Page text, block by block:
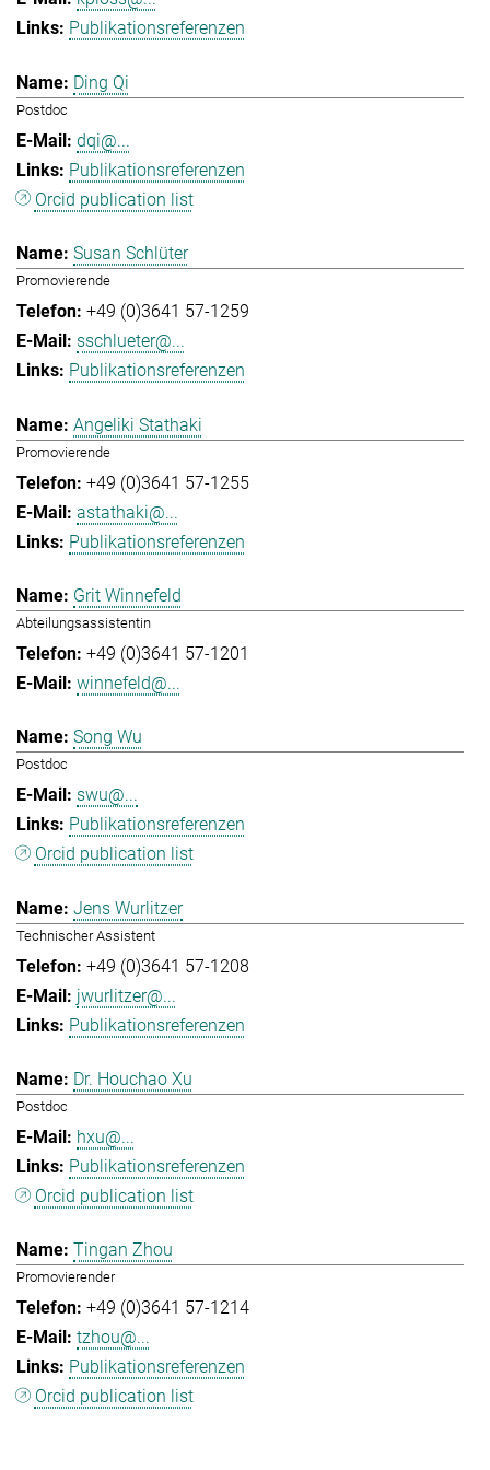
Publikationsreferenzen
Ding Qi
Postdoc
dqi@...
Publikationsreferenzen
Orcid publication list
Susan Schlüter
Promovierende
+49 (0)3641 57-1259
sschlueter@...
Publikationsreferenzen
Angeliki Stathaki
Promovierende
+49 (0)3641 57-1255
astathaki@...
Publikationsreferenzen
Grit Winnefeld
Abteilungsassistentin
+49 (0)3641 57-1201
winnefeld@...
Song Wu
Postdoc
swu@...
Publikationsreferenzen
Orcid publication list
Jens Wurlitzer
Technischer Assistent
+49 (0)3641 57-1208
jwurlitzer@...
Publikationsreferenzen
Dr. Houchao Xu
Postdoc
hxu@...
Publikationsreferenzen
Orcid publication list
Tingan Zhou
Promovierender
+49 (0)3641 57-1214
tzhou@...
Publikationsreferenzen
Orcid publication list